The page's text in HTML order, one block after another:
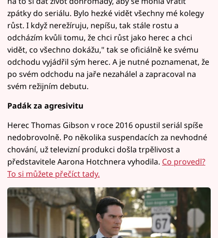
zpátky do seriálu. Bylo hezké vidět všechny mé kolegy
růst. I když nerežíruju, nepíšu, tak stále rostu a
odcházím kvůli tomu, že chci růst jako herec a chci
vidět, co všechno dokážu," tak se oficiálně ke svému
odchodu vyjádřil sým herec. A je nutné poznamenat, že
po svém odchodu na jaře nezahálel a zapracoval na
svém režijním debutu.
Padák za agresivitu
Herec Thomas Gibson v roce 2016 opustil seriál spíše
nedobrovolně. Po několika suspendacích za nevhodné
chování, už televizní produkci došla trpělivost a
představitele Aarona Hotchnera vyhodila. Co provedl?
To si můžete přečíct tady.